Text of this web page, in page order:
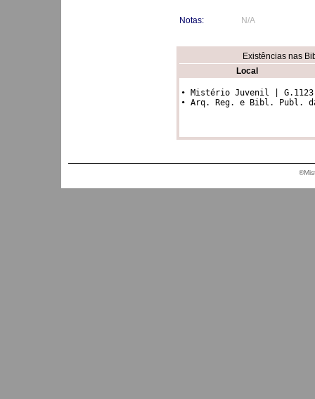
Notas: N/A
Existências nas
Local
• Mistério Juvenil | G.1123
• Arq. Reg. e Bibl. Publ. da